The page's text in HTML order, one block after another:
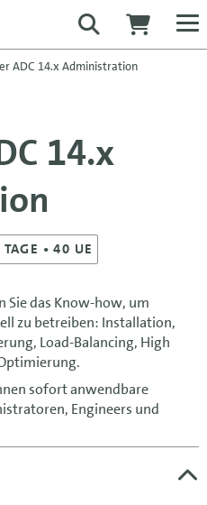
ADC 14.x Administration
14.x
TAGE • 40 UE
Sie das Know-how, um
zu betreiben: Installation,
Load-Balancing, High
sofort anwendbare
Engineers und